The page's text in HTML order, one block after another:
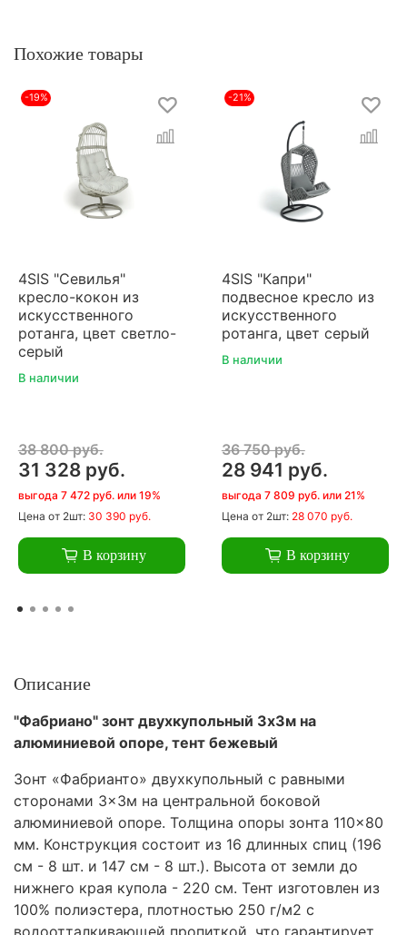
Похожие товары
-19%
4SIS "Севилья"
кресло-кокон из
искусственного
ротанга, цвет светло-
серый
В наличии
38 800 руб.
31 328 руб.
выгода 7 472 руб. или 19%
Цена от 2шт: 30 390 руб.
В корзину
-21%
4SIS "Капри"
подвесное кресло из
искусственного
ротанга, цвет серый
В наличии
36 750 руб.
28 941 руб.
выгода 7 809 руб. или 21%
Цена от 2шт: 28 070 руб.
В корзину
Описание
"Фабриано" зонт двухкупольный 3x3м на
алюминиевой опоре, тент бежевый
Зонт «Фабрианто» двухкупольный с равными
сторонами 3×3м на центральной боковой
алюминиевой опоре. Толщина опоры зонта 110×80
мм. Конструкция состоит из 16 длинных спиц (196
см - 8 шт. и 147 см - 8 шт.). Высота от земли до
нижнего края купола - 220 см. Тент изготовлен из
100% полиэстера, плотностью 250 г/м2 с
водоотталкивающей пропиткой, что гарантирует